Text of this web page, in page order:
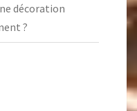
décoration
?